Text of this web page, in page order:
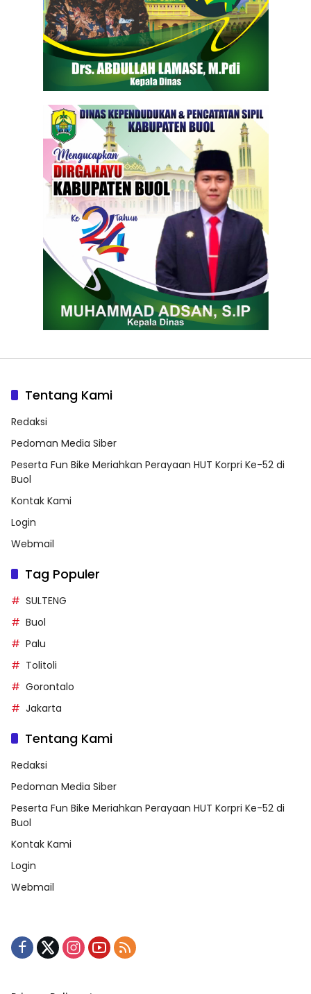
Tentang Kami
Redaksi
Pedoman Media Siber
Peserta Fun Bike Meriahkan Perayaan HUT Korpri Ke-52 di
Buol
Kontak Kami
Login
Webmail
Tag Populer
SULTENG
Buol
Palu
Tolitoli
Gorontalo
Jakarta
Tentang Kami
Redaksi
Pedoman Media Siber
Peserta Fun Bike Meriahkan Perayaan HUT Korpri Ke-52 di
Buol
Kontak Kami
Login
Webmail